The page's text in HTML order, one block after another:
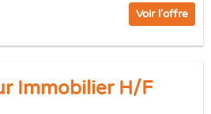
Voir l'offre
Immobilier H/F